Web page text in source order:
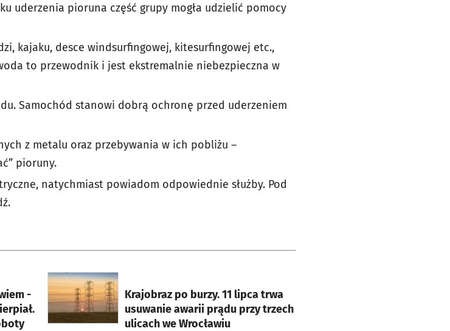
uderzenia pioruna część grupy mogła udzielić pomocy
kajaku, desce windsurfingowej, kitesurfingowej etc.,
to przewodnik i jest ekstremalnie niebezpieczna w
Samochód stanowi dobrą ochronę przed uderzeniem
z metalu oraz przebywania w ich pobliżu –
pioruny.
natychmiast powiadom odpowiednie służby. Pod
-
Krajobraz po burzy. 11 lipca trwa
usuwanie awarii prądu przy trzech
ulicach we Wrocławiu
otworzy się w nowej karcie